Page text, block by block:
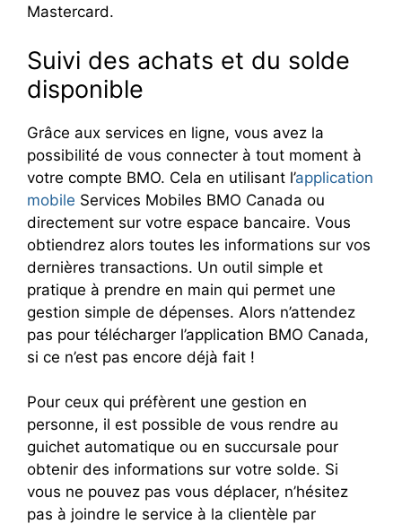
Mastercard.
Suivi des achats et du solde
disponible
Grâce aux services en ligne, vous avez la
possibilité de vous connecter à tout moment à
votre compte BMO. Cela en utilisant l’application
mobile Services Mobiles BMO Canada ou
directement sur votre espace bancaire. Vous
obtiendrez alors toutes les informations sur vos
dernières transactions. Un outil simple et
pratique à prendre en main qui permet une
gestion simple de dépenses. Alors n’attendez
pas pour télécharger l’application BMO Canada,
si ce n’est pas encore déjà fait !
Pour ceux qui préfèrent une gestion en
personne, il est possible de vous rendre au
guichet automatique ou en succursale pour
obtenir des informations sur votre solde. Si
vous ne pouvez pas vous déplacer, n’hésitez
pas à joindre le service à la clientèle par